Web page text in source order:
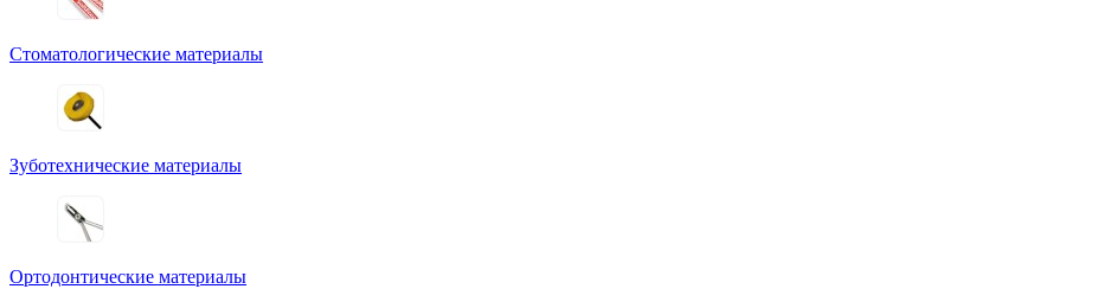
Стоматологические материалы
Зуботехнические материалы
Ортодонтические материалы